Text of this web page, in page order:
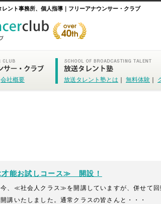
ント事務所、個人指導｜フリーアナウンサー・クラブ
会社概要 放送タレント塾とは 無料体験
能お試しコース≫ 開設！
今、≪社会人クラス≫を開講していますが、併せて
講いたしました。通常クラスの皆さんと・・・